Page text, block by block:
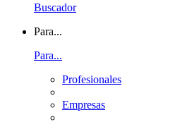
Buscador
Para...
Para...
Profesionales
Empresas